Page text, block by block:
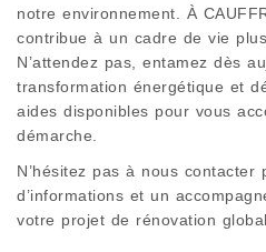
notre environnement. À
contribue à un cadre de vie
N’attendez pas, entamez dès
transformation énergétique et
aides disponibles pour vous
démarche.
N’hésitez pas à nous contacter
d’informations et un
votre projet de rénovation